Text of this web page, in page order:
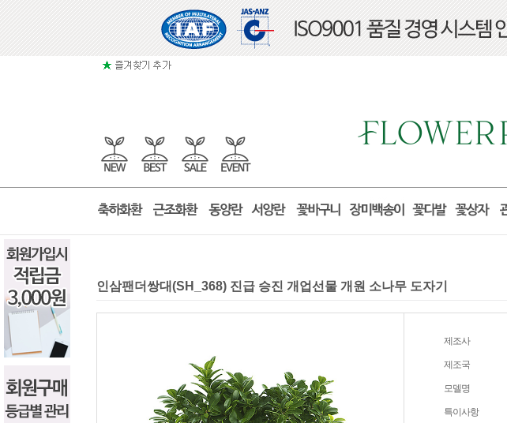
인삼팬더쌍대(SH_368) 진급 승진 개업선물 개원 소나무 도자기
제조사
제조국
모델명
특이사항